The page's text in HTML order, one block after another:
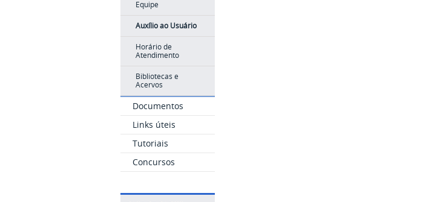
Equipe
Auxílio ao Usuário
Horário de
Atendimento
Bibliotecas e
Acervos
Documentos
Links úteis
Tutoriais
Concursos